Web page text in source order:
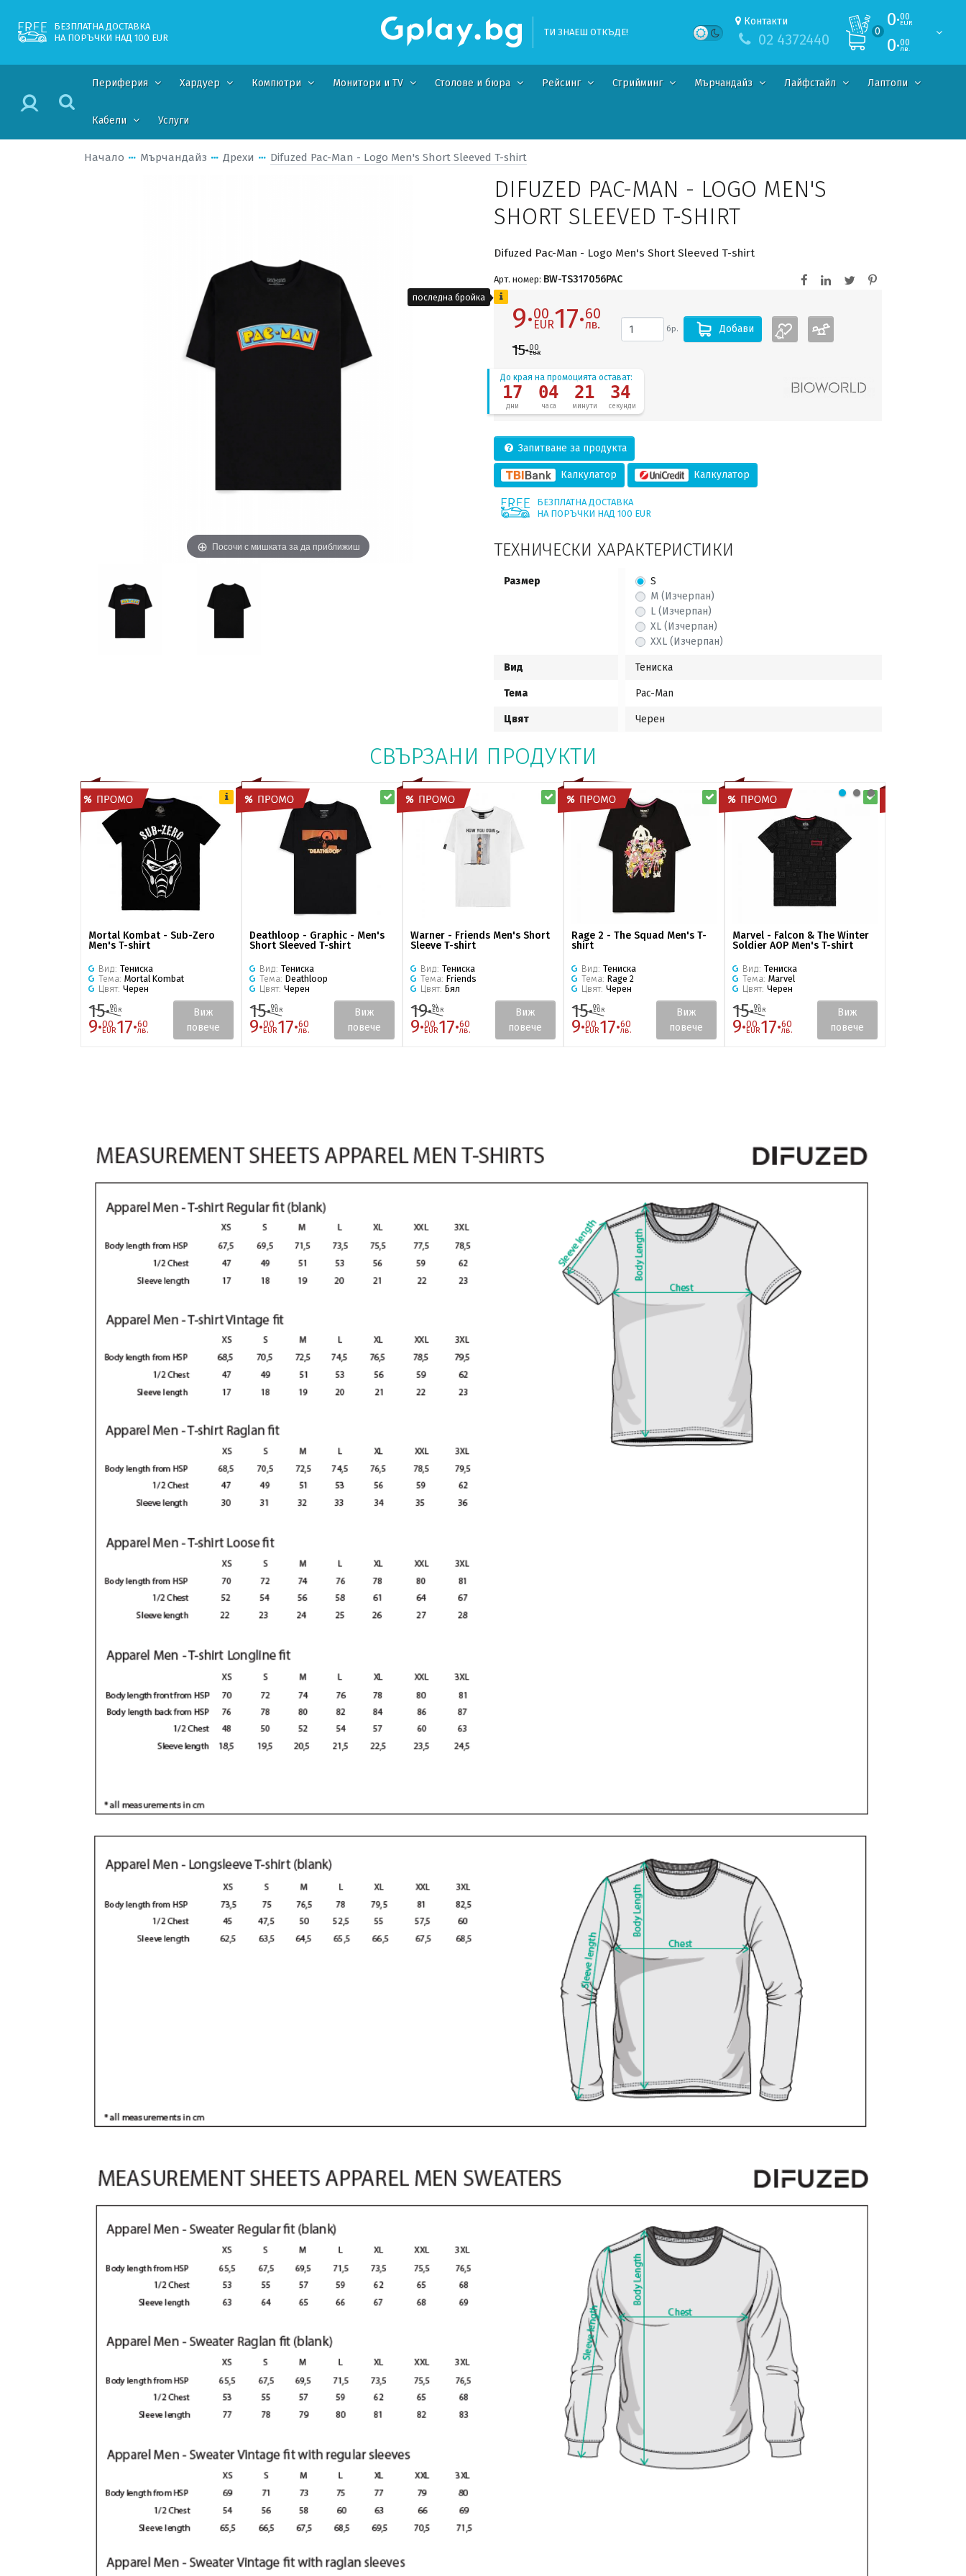
БЕЗПЛАТНА ДОСТАВКА
НА ПОРЪЧКИ НАД 100 EUR
ТИ ЗНАЕШ ОТКЪДЕ!
Контакти
02 4372440 0
0·00
EUR
0·00
лв.
Периферия Хардуер Компютри Монитори и TV Столове и бюра Рейсинг Стрийминг Мърчандайз Лайфстайл Лаптопи
Кабели Услуги
Начало Мърчандайз Дрехи Difuzed Pac-Man - Logo Men's Short Sleeved T-shirt
Посочи с мишката за да приближиш
DIFUZED PAC-MAN - LOGO MEN'S
SHORT SLEEVED T-SHIRT
Difuzed Pac-Man - Logo Men's Short Sleeved T-shirt
Арт. номер: BW-TS317056PAC
9·00
EUR17·60
лв.
15·00
EUR
бр. Добави
До края на промоцията остават:
17
дни
04
часа
21
минути
33
секунди
Запитване за продукта
Калкулатор Калкулатор
БЕЗПЛАТНА ДОСТАВКА
НА ПОРЪЧКИ НАД 100 EUR
ТЕХНИЧЕСКИ ХАРАКТЕРИСТИКИ
Размер
S
M (Изчерпан)
L (Изчерпан)
XL (Изчерпан)
XXL (Изчерпан)
Вид Тениска
Тема Pac-Man
Цвят Черен
СВЪРЗАНИ ПРОДУКТИ
Mortal Kombat - Sub-Zero
Men's T-shirt
Вид: Тениска
Тема: Mortal Kombat
Цвят: Черен
15·00
EUR
9·00
EUR17·60
лв.
Виж
повече
Deathloop - Graphic - Men's
Short Sleeved T-shirt
Вид: Тениска
Тема: Deathloop
Цвят: Черен
15·00
EUR
9·00
EUR17·60
лв.
Виж
повече
Warner - Friends Men's Short
Sleeve T-shirt
Вид: Тениска
Тема: Friends
Цвят: Бял
19·94
EUR
9·00
EUR17·60
лв.
Виж
повече
Rage 2 - The Squad Men's T-
shirt
Вид: Тениска
Тема: Rage 2
Цвят: Черен
15·00
EUR
9·00
EUR17·60
лв.
Виж
повече
Marvel - Falcon & The Winter
Soldier AOP Men's T-shirt
Вид: Тениска
Тема: Marvel
Цвят: Черен
15·00
EUR
9·00
EUR17·60
лв.
Виж
повече
последна бройка